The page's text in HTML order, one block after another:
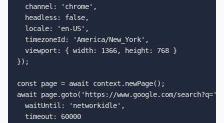
  channel: 'chrome',
  headless: false,
  locale: 'en-US',
  timezoneId: 'America/New_York',
  viewport: { width: 1366, height: 768 }
});
const page = await context.newPage();
await page.goto('https://www.google.com/search?q=' +
  waitUntil: 'networkidle',
  timeout: 60000